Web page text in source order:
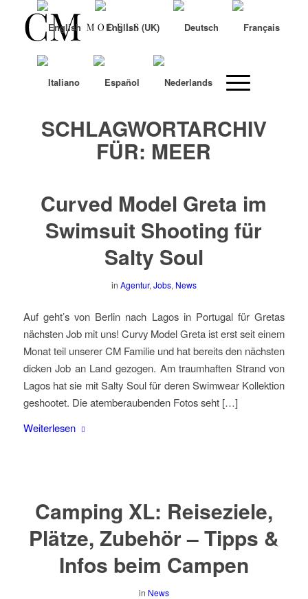
SCHLAGWORTARCHIV
FÜR: MEER
Curved Model Greta im
Swimsuit Shooting für
Salty Soul
in Agentur, Jobs, News
Auf geht’s von Berlin nach Lagos in Portugal für Gretas
nächsten Job mit uns! Curvy Model Greta ist erst seit einem
Monat teil unserer CM Familie und hat bereits den nächsten
dicken Job an Land gezogen. Am traumhaften Strand von
Lagos hat sie mit Salty Soul für deren Swimwear Kollektion
geshootet. Die atemberaubenden Fotos seht […]
Weiterlesen
Camping XL: Reiseziele,
Plätze, Zubehör – Tipps &
Infos beim Campen
in News